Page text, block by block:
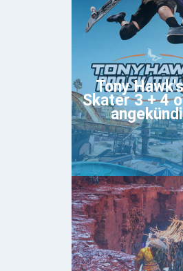
Tony
Skater 3 + 4